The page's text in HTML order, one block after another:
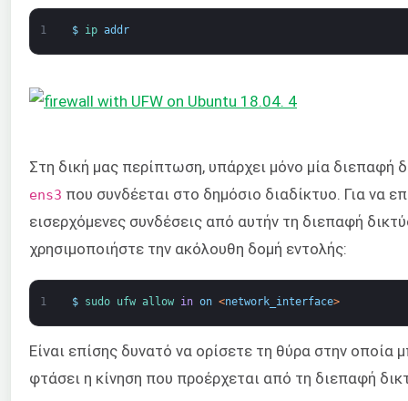
1 $ ip addr
Στη δική μας περίπτωση, υπάρχει μόνο μία διεπαφή
ens3 που συνδέεται στο δημόσιο διαδίκτυο. Για να
εισερχόμενες συνδέσεις από αυτήν τη διεπαφή
χρησιμοποιήστε την ακόλουθη δομή εντολής:
1 $ sudo ufw allow in on <network_interface>
Είναι επίσης δυνατό να ορίσετε τη θύρα στην οποία
φτάσει η κίνηση που προέρχεται από τη διεπαφή